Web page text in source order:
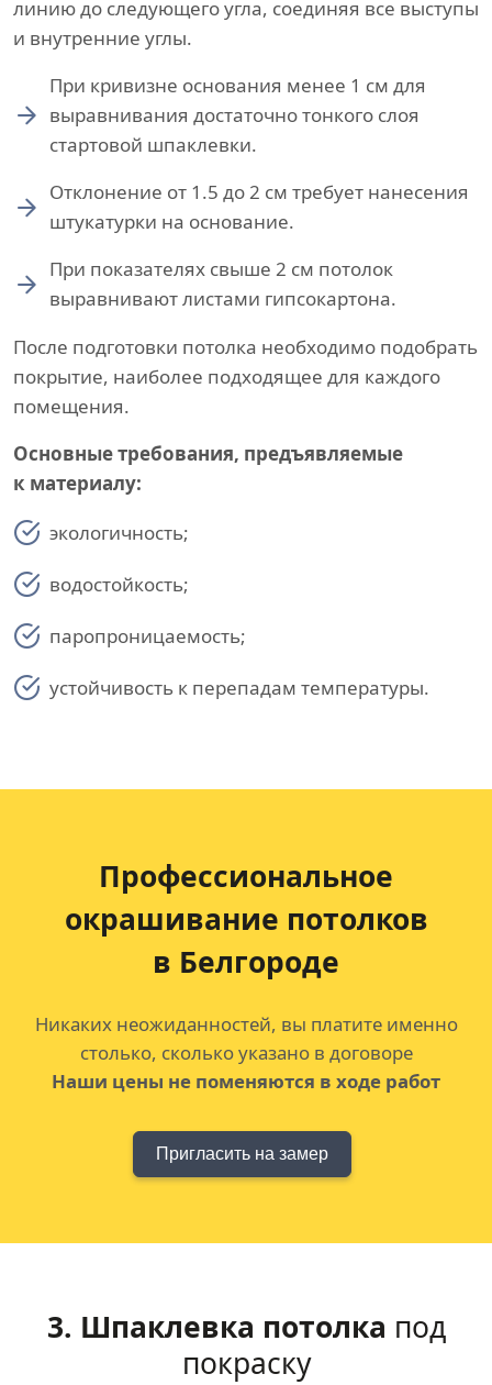
линию до следующего угла, соединяя все выступы
и внутренние углы.
При кривизне основания менее 1 см для
выравнивания достаточно тонкого слоя
стартовой шпаклевки.
Отклонение от 1.5 до 2 см требует нанесения
штукатурки на основание.
При показателях свыше 2 см потолок
выравнивают листами гипсокартона.
После подготовки потолка необходимо подобрать
покрытие, наиболее подходящее для каждого
помещения.
Основные требования, предъявляемые
к материалу:
экологичность;
водостойкость;
паропроницаемость;
устойчивость к перепадам температуры.
Профессиональное
окрашивание потолков
в Белгородe
Никаких неожиданностей, вы платите именно
столько, сколько указано в договоре
Наши цены не поменяются в ходе работ
Пригласить на замер
3. Шпаклевка потолка под
покраску